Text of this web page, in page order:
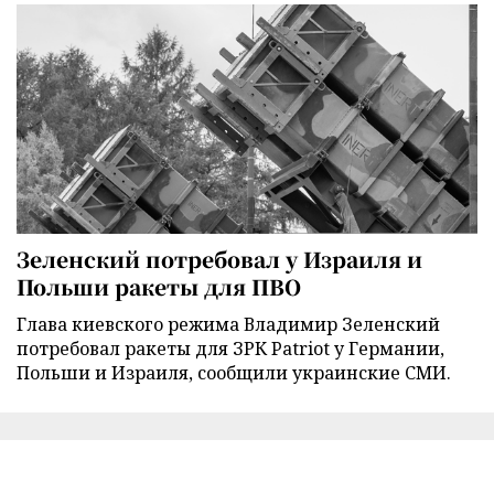
Зеленский потребовал у Израиля и
Польши ракеты для ПВО
Глава киевского режима Владимир Зеленский
потребовал ракеты для ЗРК Patriot у Германии,
Польши и Израиля, сообщили украинские СМИ.